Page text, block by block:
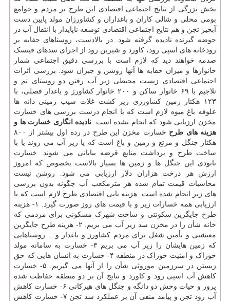
بخش بزرگی از نتایج اجتماعی اقتصادی این طرح بر مردم و جوامع
بومی محلی و شالی کاران و باغداران و کشاورزان مولد پایین دست
آبخیز تجن و هم نتایج اجتماعی اقتصادی توسعه ناپایدار با انتقال آب در
حوضه گیرنده نادیده گرفته شود. در بالادست، روستاهای حقابه بر
رودخانه های اسپی رود، کاورد و شیرین رود از اجرای سدهای فینسک
صدمه خواهند دید که لازم است با بررسی دقیق اجتماعی شمار
خانوارها و میزان حقابه ها آنها روشن و جبران شود. بررسی اثرات
اجتماعی اقتصادی زیست محیطی زیر آب رفتن دو روستای تم و
تلاجیم با ۶۹ خانوار ساکن و ۲۰۰ خانوار کشاورز و باغدار فصلی، با
۱۲۳ هکتار زمین کشاورزی زیر کشت غلات سیب زمینی دانه ها
علوفه باغ میوه لازم است که با انجام درست بررسی های خسارت
مخزن ارزیابی شود که انجام نشده است. نادیده انگاری خسارت ها و
هزینه های طرح
خسارت مخزن این طرح در رده اول بیشتر از ۸۰۰
هکتار جنگل و مرتع و زمین و باغ است که یا زیر آب می روند یا با
ساخت طرح و برداشت منابع قرضه بیابانی می شوند. خسارت
نابودی این جنگل ها و زمین ها بسیار بالاست بخصوص که امروز
ارزش هر درخت هزاران دلار ارزیابی می شود. روشن نیست
محاسبات قیمت تمام شده هر مترمکعب آب چگونه بدون بررسی
های زیر انجام شده است. هزینه یابی اقتصادی طرح لازم است که با
ارزیابی همه خسارات زیر و با قیمت های روز صورت گیرد. ۱- هزینه
طرح جایگزین سکونتی و ساخت شهرک مسکونی برای مردمی که
خانه شأن را در مخزن سد زیر آب می بریم. ۲- هزینه طرح جایگزین
معیشتی و تأمین شغل برای مردم کشاورز و باغدار و… روستاهایی
که زمین هایشان را زیر آب می بریم ۳- خسارت به سامانه مولد
خوراک و امنیت خوراک در منطقه ۴- خسارت به انسان هایی که حق
زیستن در سرزمین موروثی شأن را از آنها می گیریم. ۵- خسارت
کاهش آب اسپی رود و کاورد و نتایج آن بر دو منطقه حفاظت شده
پرور و حیات وحش دو دانگه و جنگل های هیرکانی ۶- خسارت کاهش
آب رود تجن و پیامد منفی آن بر عملکرد سد تجن ۷- خسارت کاهش